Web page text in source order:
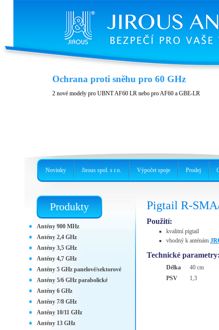
Recyklujte staré parabolické antény
Nejlepší recyklací je dát věcem nový život. Využijte paraboly ze starých
Ochrana proti sněhu pro 60 GHz
2 nové modely pro UBNT AF60 LR nebo pro AF60 a GBE-LR
Pigtail R-
Použití:
kvalitní pigtail
vhodný k anténám
Technické
Délka
40 cm
PSV
1,3
Produkty
Antény 900 MHz
Antény 2,4 GHz
Antény 3,5 GHz
Antény 4,7 GHz
Antény 5 GHz panelové/sektorové
Antény 5/6 GHz parabolické
Antény 6 GHz
Antény 7/8 GHz
Antény 10/11 GHz
Antény 13 GHz
Novinky Jirous spol. s r.o. Výpočet spoje Prodej